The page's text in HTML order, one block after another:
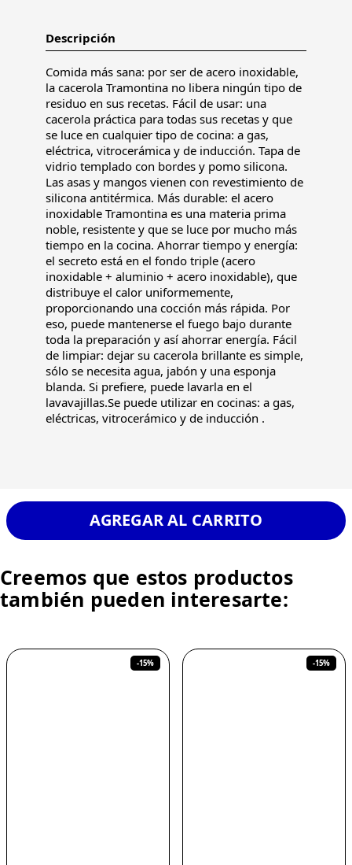
Descripción
Comida más sana: por ser de acero inoxidable,
la cacerola Tramontina no libera ningún tipo de
residuo en sus recetas. Fácil de usar: una
cacerola práctica para todas sus recetas y que
se luce en cualquier tipo de cocina: a gas,
eléctrica, vitrocerámica y de inducción. Tapa de
vidrio templado con bordes y pomo silicona.
Las asas y mangos vienen con revestimiento de
silicona antitérmica. Más durable: el acero
inoxidable Tramontina es una materia prima
noble, resistente y que se luce por mucho más
tiempo en la cocina. Ahorrar tiempo y energía:
el secreto está en el fondo triple (acero
inoxidable + aluminio + acero inoxidable), que
distribuye el calor uniformemente,
proporcionando una cocción más rápida. Por
eso, puede mantenerse el fuego bajo durante
toda la preparación y así ahorrar energía. Fácil
de limpiar: dejar su cacerola brillante es simple,
sólo se necesita agua, jabón y una esponja
blanda. Si prefiere, puede lavarla en el
lavavajillas.Se puede utilizar en cocinas: a gas,
eléctricas, vitrocerámico y de inducción .
AGREGAR AL CARRITO
Creemos que estos productos
también pueden interesarte:
-15% -15%